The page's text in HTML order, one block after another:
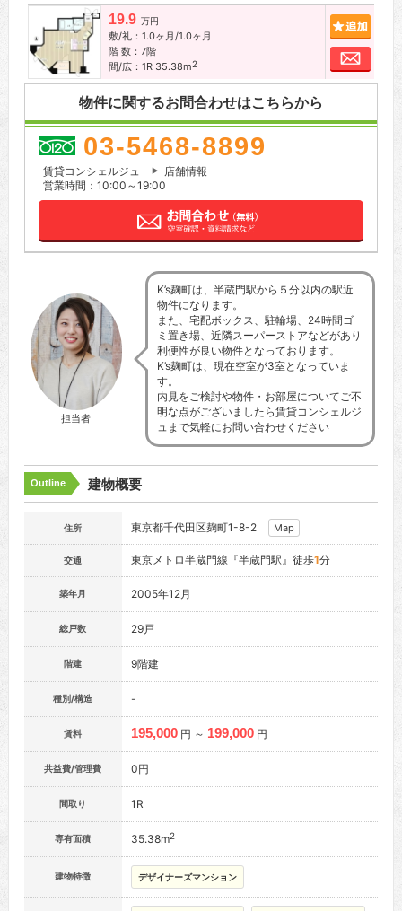
19.9 万円
敷/礼：1.0ヶ月/1.0ヶ月
階 数：7階
間/広：1R 35.38m2
お問
物件に関するお問合わせはこちらから
03-5468-8899
賃貸コンシェルジュ
店舗情報
営業時間：10:00～19:00
担当者
K’s麹町は、半蔵門駅から５分以内の駅近
物件になります。
また、宅配ボックス、駐輪場、24時間ゴ
ミ置き場、近隣スーパーストアなどがあり
利便性が良い物件となっております。
K’s麹町は、現在空室が3室となっていま
す。
内見をご検討や物件・お部屋についてご不
明な点がございましたら賃貸コンシェルジ
ュまで気軽にお問い合わせください
Outline 建物概要
住所 東京都千代田区麹町1-8-2 Map
交通 東京メトロ半蔵門線 『半蔵門駅』徒歩1分
築年月 2005年12月
総戸数 29戸
階建 9階建
種別/構造 -
賃料 195,000 円 ～ 199,000 円
共益費/管理費 0円
間取り 1R
専有面積 35.38m2
建物特徴 デザイナーズマンション